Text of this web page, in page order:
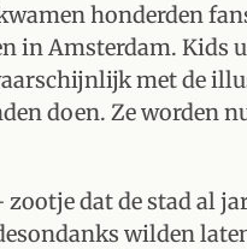
honderden
in Amsterdam. Kids
met de
doen. Ze worden
dat de stad al
wilden